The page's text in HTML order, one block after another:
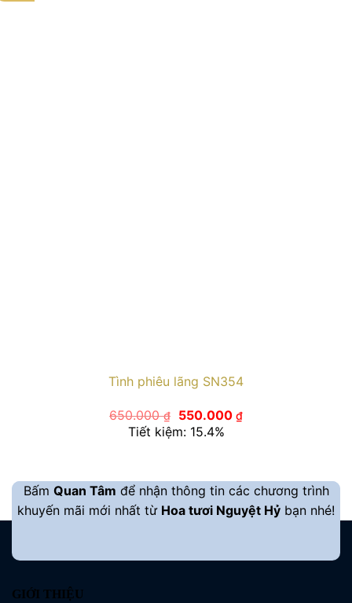
Tình phiêu lãng SN354
650.000₫
Giá
gốc
là:
550.000 ₫Giá
hiện
Tiết kiệm: 15.4%
Bấm Quan Tâm để nhận thông tin các chương trình
khuyến mãi mới nhất từ Hoa tươi Nguyệt Hỷ bạn nhé!
GIỚI THIỆU